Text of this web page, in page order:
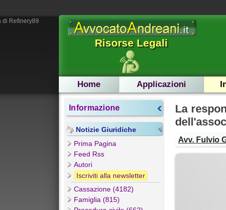
Risorse Legali
Home Applicazioni
Informazione
Notizie Giuridiche
Prima Pagina
Feed Rss
Autori
Iscriviti alla newsletter
Cassazione (4182)
Famiglia (815)
La
Avv. Fulvio
Refinery89